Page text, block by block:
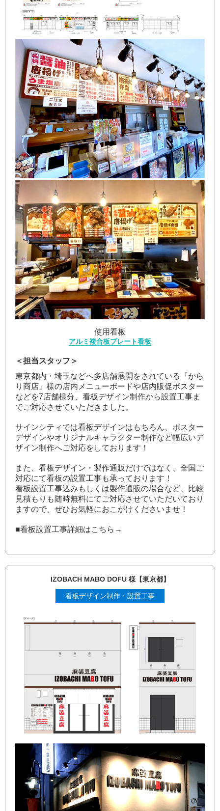
使用看板
アルミ複合板プレート看板
＜担当スタッフ＞
東京都内・埼玉などへ多店舗展開をされている『から
り商店』様の店内メニューボードや店内販促ポスター
などを7店舗様分、看板デザイン制作から設置工事ま
でご対応させていただきました。
サインシティでは看板デザインはもちろん、ポスター
デザインやオリジナルキャラクター制作など幅広いデ
ザイン制作へご対応をしております！
また、看板デザイン・製作通販だけではなく、全国ご
対応にて看板の設置工事も承っております！
看板設置工事込みもしくは製作通販の場合など、比較
見積もりも随時無料にてご対応させていただいており
ますので、ぜひお気軽におこがけくださいませ！
■看板設置工事詳細はこちら→
IZOBACH MABO DOFU 様【東京都】
看板デザイン制作・設置工事